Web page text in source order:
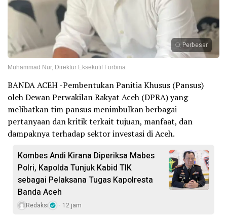
Perbesar
Muhammad Nur, Direktur Eksekutif Forbina
BANDA ACEH -Pembentukan Panitia Khusus (Pansus)
oleh Dewan Perwakilan Rakyat Aceh (DPRA) yang
melibatkan tim pansus menimbulkan berbagai
pertanyaan dan kritik terkait tujuan, manfaat, dan
dampaknya terhadap sektor investasi di Aceh.
Kombes Andi Kirana Diperiksa Mabes
Polri, Kapolda Tunjuk Kabid TIK
sebagai Pelaksana Tugas Kapolresta
Banda Aceh
Redaksi 12 jam